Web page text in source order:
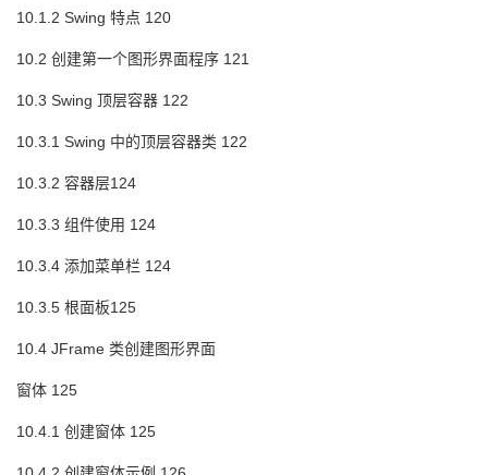
10.1.2 Swing 特点 120
10.2 创建第一个图形界面程序 121
10.3 Swing 顶层容器 122
10.3.1 Swing 中的顶层容器类 122
10.3.2 容器层124
10.3.3 组件使用 124
10.3.4 添加菜单栏 124
10.3.5 根面板125
10.4 JFrame 类创建图形界面
窗体 125
10.4.1 创建窗体 125